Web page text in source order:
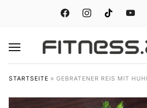
facebook instagramtiktok youtube
STARTSEITE » GEBRATENER REIS MIT